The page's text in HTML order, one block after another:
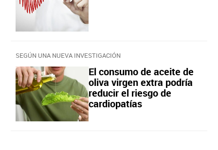
SEGÚN UNA NUEVA INVESTIGACIÓN
El consumo de aceite de
oliva virgen extra podría
reducir el riesgo de
cardiopatías